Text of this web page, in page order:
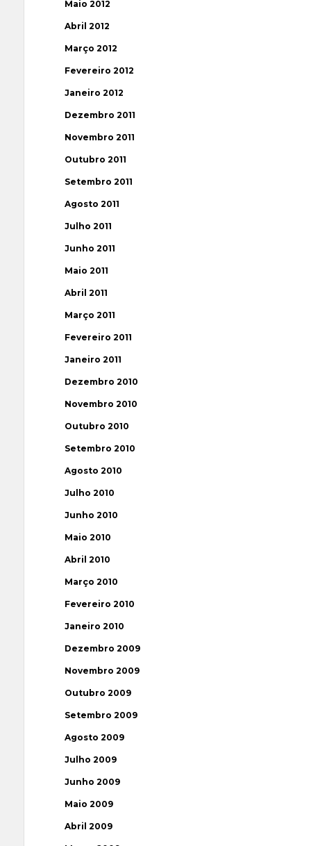
Maio 2012
Abril 2012
Março 2012
Fevereiro 2012
Janeiro 2012
Dezembro 2011
Novembro 2011
Outubro 2011
Setembro 2011
Agosto 2011
Julho 2011
Junho 2011
Maio 2011
Abril 2011
Março 2011
Fevereiro 2011
Janeiro 2011
Dezembro 2010
Novembro 2010
Outubro 2010
Setembro 2010
Agosto 2010
Julho 2010
Junho 2010
Maio 2010
Abril 2010
Março 2010
Fevereiro 2010
Janeiro 2010
Dezembro 2009
Novembro 2009
Outubro 2009
Setembro 2009
Agosto 2009
Julho 2009
Junho 2009
Maio 2009
Abril 2009